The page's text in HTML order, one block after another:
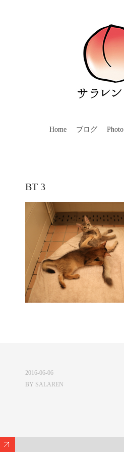
Home ブログ Photo
BT 3
2016-06-06
BY SALAREN